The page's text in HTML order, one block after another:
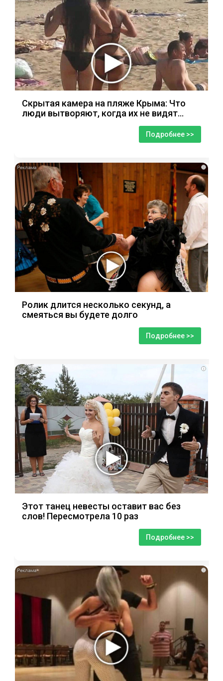
Скрытая камера на пляже Крыма: Что
люди вытворяют, когда их не видят...
Подробнее >>
i
Ролик длится несколько секунд, а
смеяться вы будете долго
Подробнее >>
i
Этот танец невесты оставит вас без
слов! Пересмотрела 10 раз
Подробнее >>
i